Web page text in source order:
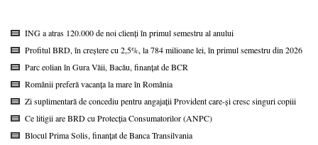
ING a atras 120.000 de noi clienți în primul semestru al anului
Profitul BRD, în creștere cu 2,5%, la 784 milioane lei, în primul semestru din 2026
Parc eolian în Gura Văii, Bacău, finanțat de BCR
Românii preferă vacanța la mare în România
Zi suplimentară de concediu pentru angajații Provident care-și cresc singuri copiii
Ce litigii are BRD cu Protecția Consumatorilor (ANPC)
Blocul Prima Solis, finanțat de Banca Transilvania